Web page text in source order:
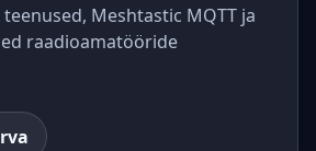
teenused, Meshtastic MQTT ja
raadioamatööride